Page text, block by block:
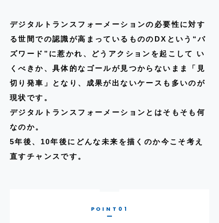
デジタルトランスフォーメーションの必要性に対す
る世間での認識が高まっているもののDXという“バ
ズワード”に惹かれ、どうアクションを起こして い
くべきか、具体的なゴールが見つからないまま「見
切り発車」となり、成果が出ないケースも多いのが
現状です。
デジタルトランスフォーメーションとはそもそも何
なのか。
5年後、10年後にどんな未来を描くのか今こそ考え
直すチャンスです。